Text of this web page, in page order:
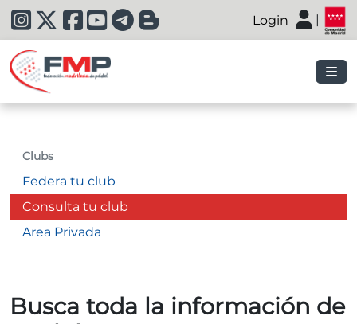
|
Login |
Clubs
Federa tu club
Consulta tu club
Area Privada
Busca toda la información de